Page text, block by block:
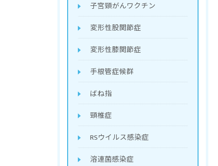
子宮頸がんワクチン
変形性股関節症
変形性膝関節症
手根管症候群
ばね指
頸椎症
RSウイルス感染症
溶連菌感染症